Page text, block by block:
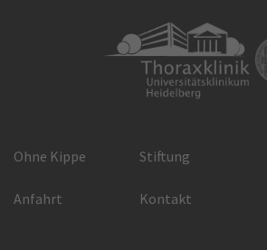
Ohne Kippe Stiftung
Anfahrt Kontakt